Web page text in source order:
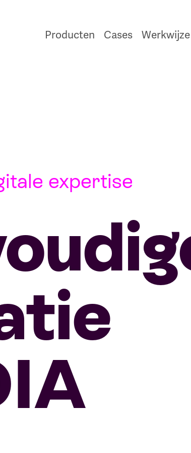
Producten Cases Werkwijze
expertise